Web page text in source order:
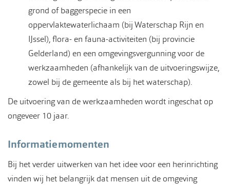
grond of baggerspecie in een
oppervlaktewaterlichaam (bij Waterschap Rijn en
IJssel), flora- en fauna-activiteiten (bij provincie
Gelderland) en een omgevingsvergunning voor de
werkzaamheden (afhankelijk van de uitvoeringswijze,
zowel bij de gemeente als bij het waterschap).
De uitvoering van de werkzaamheden wordt ingeschat op
ongeveer 10 jaar.
Informatiemomenten
Bij het verder uitwerken van het idee voor een herinrichting
vinden wij het belangrijk dat mensen uit de omgeving